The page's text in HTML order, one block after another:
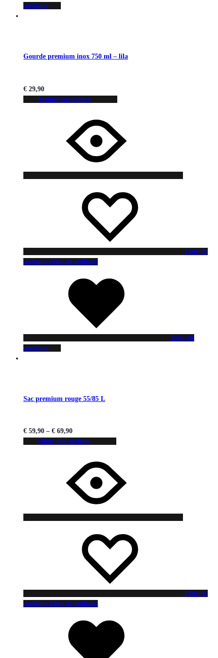
souhaits
Gourde premium inox 750 ml – lila
€ 29,90
Ajouter au panier
Liste de
souhaits Liste de souhaits
Liste de
souhaits
Sac premium rouge 55/85 L
€ 59,90 – € 69,90
Choix des options
Liste de
souhaits Liste de souhaits